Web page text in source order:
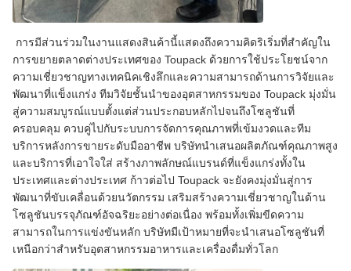
การมีส่วนร่วมในงานแสดงสินค้านี้แสดงถึงความคิดริเริ่มที่สำคัญใน
การขยายตลาดต่างประเทศของ Toupack ด้วยการใช้ประโยชน์จาก
ความเชี่ยวชาญทางเทคนิคเชิงลึกและความสามารถด้านการวิจัยและ
พัฒนาที่แข็งแกร่ง ทีมวิจัยชั้นนำของอุตสาหกรรมของ Toupack มุ่งมั่น
สู่ความสมบูรณ์แบบตั้งแต่ส่วนประกอบหลักไปจนถึงโซลูชันที่
ครอบคลุม ควบคู่ไปกับระบบการจัดการคุณภาพที่เข้มงวดและทีม
บริการหลังการขายระดับมืออาชีพ บริษัทนำเสนอผลิตภัณฑ์คุณภาพสูง
และบริการที่เอาใจใส่ สร้างภาพลักษณ์แบรนด์ที่แข็งแกร่งทั้งใน
ประเทศและต่างประเทศ ก้าวต่อไป Toupack จะยังคงมุ่งมั่นสู่การ
พัฒนาที่ขับเคลื่อนด้วยนวัตกรรม เสริมสร้างความเชี่ยวชาญในด้าน
โซลูชันบรรจุภัณฑ์อัจฉริยะอย่างต่อเนื่อง พร้อมทั้งเพิ่มขีดความ
สามารถในการแข่งขันหลัก บริษัทมีเป้าหมายที่จะนำเสนอโซลูชันที่
เหนือกว่าสำหรับอุตสาหกรรมอาหารและเครื่องดื่มทั่วโลก